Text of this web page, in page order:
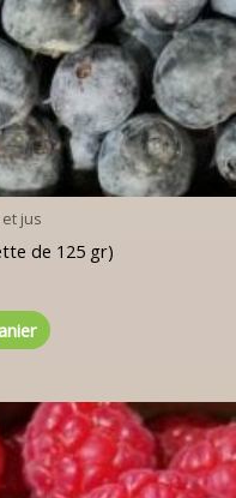
et jus
de 125 gr)